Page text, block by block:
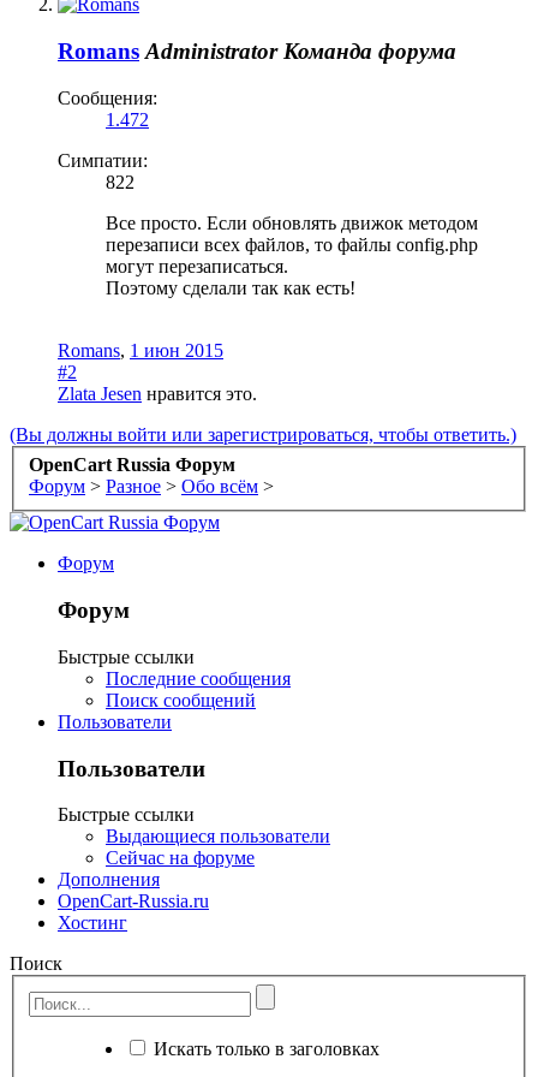
Romans Administrator Команда форума
Сообщения:
1.472
Симпатии:
822
Все просто. Если обновлять движок методом
перезаписи всех файлов, то файлы config.php
могут перезаписаться.
Поэтому сделали так как есть!
Romans, 1 июн 2015
#2
Zlata Jesen нравится это.
(Вы должны войти или зарегистрироваться, чтобы ответить.)
OpenCart Russia Форум
Форум > Разное > Обо всём >
Форум
Форум
Быстрые ссылки
Последние сообщения
Поиск сообщений
Пользователи
Пользователи
Быстрые ссылки
Выдающиеся пользователи
Сейчас на форуме
Дополнения
OpenCart-Russia.ru
Хостинг
Поиск
Искать только в заголовках